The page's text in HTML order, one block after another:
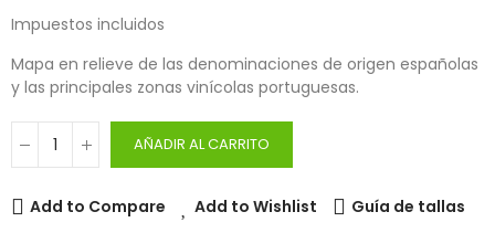
Impuestos incluidos
Mapa en relieve de las denominaciones de origen españolas
y las principales zonas vinícolas portuguesas.
AÑADIR AL CARRITO
Add to Compare Add to Wishlist Guía de tallas